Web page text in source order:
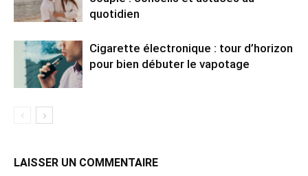
quotidien
Cigarette électronique : tour d’horizon
pour bien débuter le vapotage
LAISSER UN COMMENTAIRE